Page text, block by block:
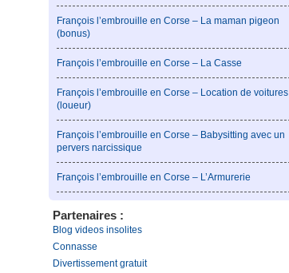
François l’embrouille en Corse – La maman pigeon
(bonus)
François l’embrouille en Corse – La Casse
François l’embrouille en Corse – Location de voitures
(loueur)
François l’embrouille en Corse – Babysitting avec un
pervers narcissique
François l’embrouille en Corse – L’Armurerie
Partenaires :
Blog videos insolites
Connasse
Divertissement gratuit